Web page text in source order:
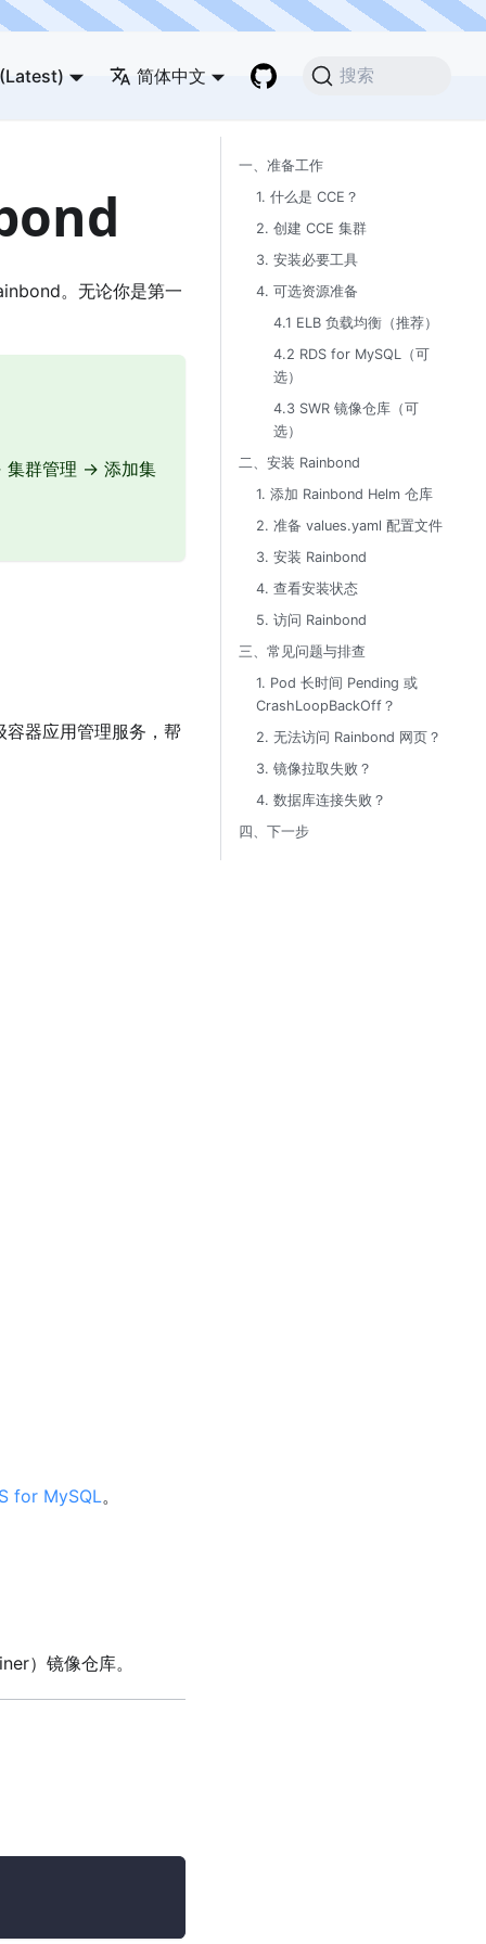
简体中文 搜索
。无论你是第一
集群管理 → 添加集
器应用管理服务，帮
for MySQL。
）镜像仓库。
一、准备工作
1. 什么是 CCE？
2. 创建 CCE 集群
3. 安装必要工具
4. 可选资源准备
4.1 ELB 负载均衡（推荐）
4.2 RDS for MySQL（可
选）
4.3 SWR 镜像仓库（可
选）
二、安装 Rainbond
1. 添加 Rainbond Helm 仓库
2. 准备 values.yaml 配置文件
3. 安装 Rainbond
4. 查看安装状态
5. 访问 Rainbond
三、常见问题与排查
1. Pod 长时间 Pending 或
CrashLoopBackOff？
2. 无法访问 Rainbond 网页？
3. 镜像拉取失败？
4. 数据库连接失败？
四、下一步